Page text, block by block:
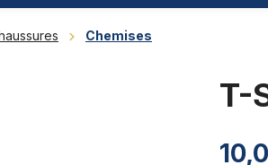
Chemises
T-